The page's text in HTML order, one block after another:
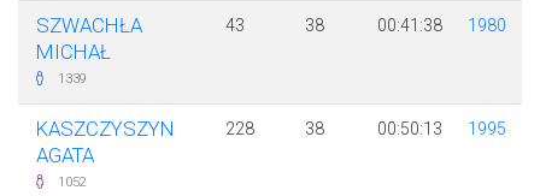
SZWACHŁA
MICHAŁ
1339
43 38 00:41:38 1980
KASZCZYSZYN
AGATA
1052
228 38 00:50:13 1995